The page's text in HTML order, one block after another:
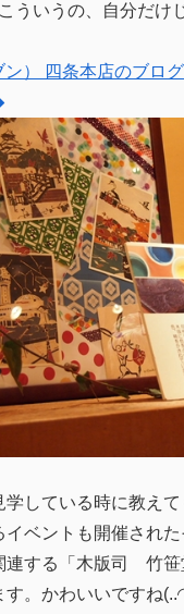
ういうの、自分だけ
ン） 四条本店のブロ
学している時に教え
イベントも開催され
連する「木版司 竹笹
。かわいいですね